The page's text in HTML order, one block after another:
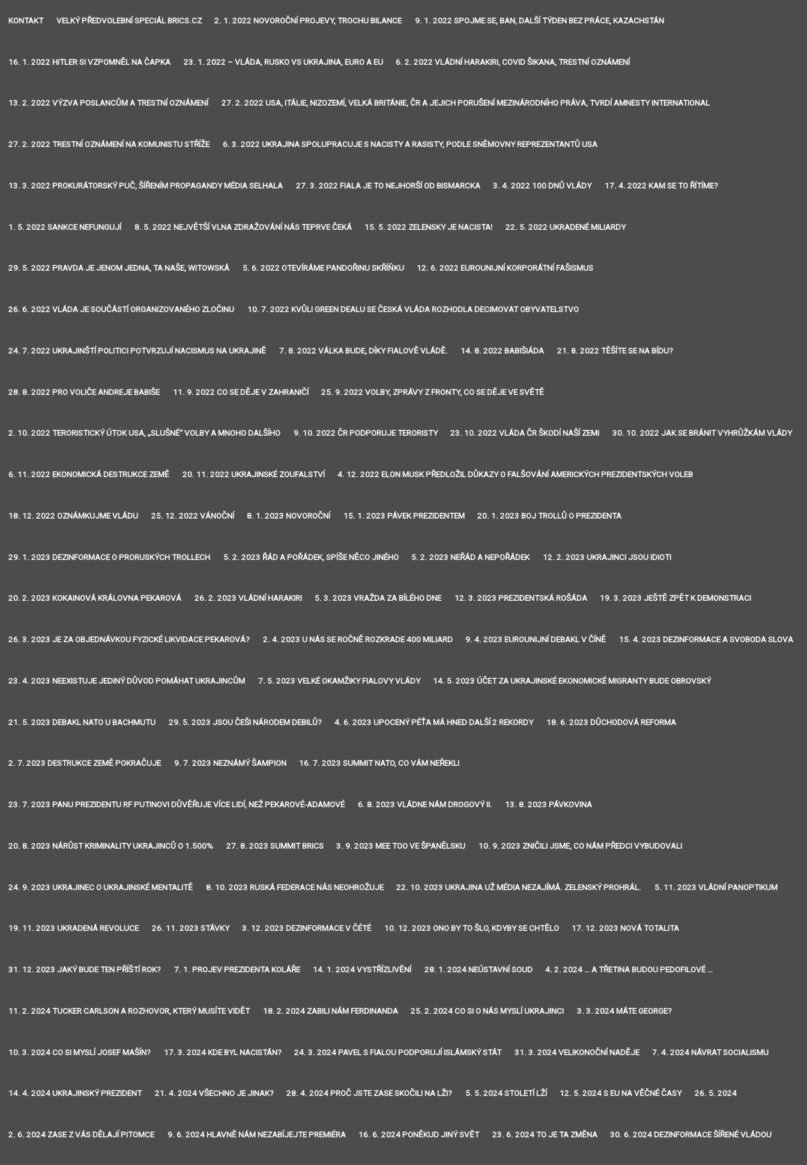
KONTAKT VELKÝ PŘEDVOLEBNÍ SPECIÁL BRICS.CZ 2. 1. 2022 NOVOROČNÍ PROJEVY, TROCHU BILANCE 9. 1. 2022 SPOJME SE, BAN, DALŠÍ TÝDEN BEZ PRÁCE, KAZACHSTÁN
16. 1. 2022 HITLER SI VZPOMNĚL NA ČAPKA 23. 1. 2022 – VLÁDA, RUSKO VS UKRAJINA, EURO A EU 6. 2. 2022 VLÁDNÍ HARAKIRI, COVID ŠIKANA, TRESTNÍ OZNÁMENÍ
13. 2. 2022 VÝZVA POSLANCŮM A TRESTNÍ OZNÁMENÍ 27. 2. 2022 USA, ITÁLIE, NIZOZEMÍ, VELKÁ BRITÁNIE, ČR A JEJICH PORUŠENÍ MEZINÁRODNÍHO PRÁVA, TVRDÍ AMNESTY INTERNATIONAL
27. 2. 2022 TRESTNÍ OZNÁMENÍ NA KOMUNISTU STŘÍŽE 6. 3. 2022 UKRAJINA SPOLUPRACUJE S NACISTY A RASISTY, PODLE SNĚMOVNY REPREZENTANTŮ USA
13. 3. 2022 PROKURÁTORSKÝ PUČ, ŠÍŘENÍM PROPAGANDY MÉDIA SELHALA 27. 3. 2022 FIALA JE TO NEJHORŠÍ OD BISMARCKA 3. 4. 2022 100 DNŮ VLÁDY 17. 4. 2022 KAM SE TO ŘÍTÍME?
1. 5. 2022 SANKCE NEFUNGUJÍ 8. 5. 2022 NEJVĚTŠÍ VLNA ZDRAŽOVÁNÍ NÁS TEPRVE ČEKÁ 15. 5. 2022 ZELENSKY JE NACISTA! 22. 5. 2022 UKRADENÉ MILIARDY
29. 5. 2022 PRAVDA JE JENOM JEDNA, TA NAŠE, WITOWSKÁ 5. 6. 2022 OTEVÍRÁME PANDOŘINU SKŘÍŇKU 12. 6. 2022 EUROUNIJNÍ KORPORÁTNÍ FAŠISMUS
26. 6. 2022 VLÁDA JE SOUČÁSTÍ ORGANIZOVANÉHO ZLOČINU 10. 7. 2022 KVŮLI GREEN DEALU SE ČESKÁ VLÁDA ROZHODLA DECIMOVAT OBYVATELSTVO
24. 7. 2022 UKRAJINŠTÍ POLITICI POTVRZUJÍ NACISMUS NA UKRAJINĚ 7. 8. 2022 VÁLKA BUDE, DÍKY FIALOVĚ VLÁDĚ. 14. 8. 2022 BABIŠIÁDA 21. 8. 2022 TĚŠÍTE SE NA BÍDU?
28. 8. 2022 PRO VOLIČE ANDREJE BABIŠE 11. 9. 2022 CO SE DĚJE V ZAHRANIČÍ 25. 9. 2022 VOLBY, ZPRÁVY Z FRONTY, CO SE DĚJE VE SVĚTĚ
2. 10. 2022 TERORISTICKÝ ÚTOK USA, „SLUŠNÉ“ VOLBY A MNOHO DALŠÍHO 9. 10. 2022 ČR PODPORUJE TERORISTY 23. 10. 2022 VLÁDA ČR ŠKODÍ NAŠÍ ZEMI 30. 10. 2022 JAK SE BRÁNIT VYHRŮŽKÁM VLÁDY
6. 11. 2022 EKONOMICKÁ DESTRUKCE ZEMĚ 20. 11. 2022 UKRAJINSKÉ ZOUFALSTVÍ 4. 12. 2022 ELON MUSK PŘEDLOŽIL DŮKAZY O FALŠOVÁNÍ AMERICKÝCH PREZIDENTSKÝCH VOLEB
18. 12. 2022 OZNÁMKUJME VLÁDU 25. 12. 2022 VÁNOČNÍ 8. 1. 2023 NOVOROČNÍ 15. 1. 2023 PÁVEK PREZIDENTEM 20. 1. 2023 BOJ TROLLŮ O PREZIDENTA
29. 1. 2023 DEZINFORMACE O PRORUSKÝCH TROLLECH 5. 2. 2023 ŘÁD A POŘÁDEK, SPÍŠE NĚCO JINÉHO 5. 2. 2023 NEŘÁD A NEPOŘÁDEK 12. 2. 2023 UKRAJINCI JSOU IDIOTI
20. 2. 2023 KOKAINOVÁ KRÁLOVNA PEKAROVÁ 26. 2. 2023 VLÁDNÍ HARAKIRI 5. 3. 2023 VRAŽDA ZA BÍLÉHO DNE 12. 3. 2023 PREZIDENTSKÁ ROŠÁDA 19. 3. 2023 JEŠTĚ ZPĚT K DEMONSTRACI
26. 3. 2023 JE ZA OBJEDNÁVKOU FYZICKÉ LIKVIDACE PEKAROVÁ? 2. 4. 2023 U NÁS SE ROČNĚ ROZKRADE 400 MILIARD 9. 4. 2023 EUROUNIJNÍ DEBAKL V ČÍNĚ 15. 4. 2023 DEZINFORMACE A SVOBODA SLOVA
23. 4. 2023 NEEXISTUJE JEDINÝ DŮVOD POMÁHAT UKRAJINCŮM 7. 5. 2023 VELKÉ OKAMŽIKY FIALOVY VLÁDY 14. 5. 2023 ÚČET ZA UKRAJINSKÉ EKONOMICKÉ MIGRANTY BUDE OBROVSKÝ
21. 5. 2023 DEBAKL NATO U BACHMUTU 29. 5. 2023 JSOU ČEŠI NÁRODEM DEBILŮ? 4. 6. 2023 UPOCENÝ PÉŤA MÁ HNED DALŠÍ 2 REKORDY 18. 6. 2023 DŮCHODOVÁ REFORMA
2. 7. 2023 DESTRUKCE ZEMĚ POKRAČUJE 9. 7. 2023 NEZNÁMÝ ŠAMPION 16. 7. 2023 SUMMIT NATO, CO VÁM NEŘEKLI
23. 7. 2023 PANU PREZIDENTU RF PUTINOVI DŮVĚŘUJE VÍCE LIDÍ, NEŽ PEKAROVÉ-ADAMOVÉ 6. 8. 2023 VLÁDNE NÁM DROGOVÝ II. 13. 8. 2023 PÁVKOVINA
20. 8. 2023 NÁRŮST KRIMINALITY UKRAJINCŮ O 1.500% 27. 8. 2023 SUMMIT BRICS 3. 9. 2023 MEE TOO VE ŠPANĚLSKU 10. 9. 2023 ZNIČILI JSME, CO NÁM PŘEDCI VYBUDOVALI
24. 9. 2023 UKRAJINEC O UKRAJINSKÉ MENTALITĚ 8. 10. 2023 RUSKÁ FEDERACE NÁS NEOHROŽUJE 22. 10. 2023 UKRAJINA UŽ MÉDIA NEZAJÍMÁ. ZELENSKÝ PROHRÁL. 5. 11. 2023 VLÁDNÍ PANOPTIKUM
19. 11. 2023 UKRADENÁ REVOLUCE 26. 11. 2023 STÁVKY 3. 12. 2023 DEZINFORMACE V ČÉTÉ 10. 12. 2023 ONO BY TO ŠLO, KDYBY SE CHTĚLO 17. 12. 2023 NOVÁ TOTALITA
31. 12. 2023 JAKÝ BUDE TEN PŘÍŠTÍ ROK? 7. 1. PROJEV PREZIDENTA KOLÁŘE 14. 1. 2024 VYSTŘÍZLIVĚNÍ 28. 1. 2024 NEÚSTAVNÍ SOUD 4. 2. 2024 … A TŘETINA BUDOU PEDOFILOVÉ …
11. 2. 2024 TUCKER CARLSON A ROZHOVOR, KTERÝ MUSÍTE VIDĚT 18. 2. 2024 ZABILI NÁM FERDINANDA 25. 2. 2024 CO SI O NÁS MYSLÍ UKRAJINCI 3. 3. 2024 MÁTE GEORGE?
10. 3. 2024 CO SI MYSLÍ JOSEF MAŠÍN? 17. 3. 2024 KDE BYL NACISTÁN? 24. 3. 2024 PAVEL S FIALOU PODPORUJÍ ISLÁMSKÝ STÁT 31. 3. 2024 VELIKONOČNÍ NADĚJE 7. 4. 2024 NÁVRAT SOCIALISMU
14. 4. 2024 UKRAJINSKÝ PREZIDENT 21. 4. 2024 VŠECHNO JE JINAK? 28. 4. 2024 PROČ JSTE ZASE SKOČILI NA LŽI? 5. 5. 2024 STOLETÍ LŽÍ 12. 5. 2024 S EU NA VĚČNÉ ČASY 26. 5. 2024
2. 6. 2024 ZASE Z VÁS DĚLAJÍ PITOMCE 9. 6. 2024 HLAVNĚ NÁM NEZABÍJEJTE PREMIÉRA 16. 6. 2024 PONĚKUD JINÝ SVĚT 23. 6. 2024 TO JE TA ZMĚNA 30. 6. 2024 DEZINFORMACE ŠÍŘENÉ VLÁDOU